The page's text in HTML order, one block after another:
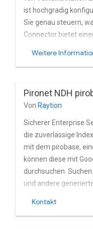
ist hochgradig
Sie genau steuern,
Connector bietet
Weitere
Pironet NDH
Von Raytion
Sicherer Enterprise
die zuverlässige
mit dem pirobase,
können diese mit
durchsuchen.
und andere
Kontakt